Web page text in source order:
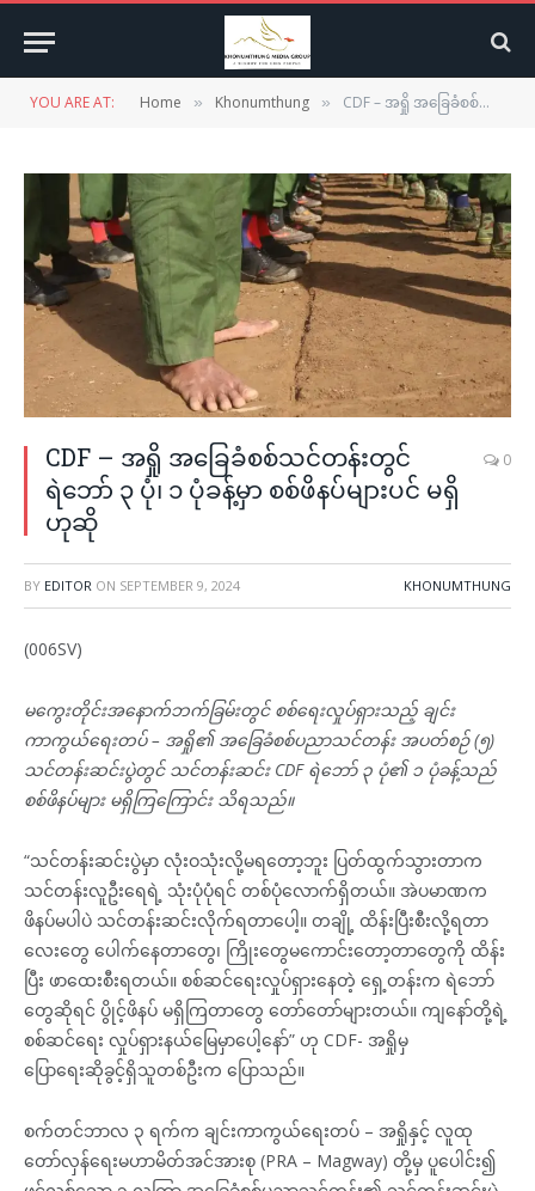
YOU ARE AT: Home » Khonumthung » CDF – အရှို အခြေခံစစ်သင်တန်းတွင် ရဲဘော် ၃ ပုံ၊ ၁ ပုံခန့်မှာ စစ်ဖိနပ်များပင် မရှိဟုဆို
CDF – အရှို အခြေခံစစ်သင်တန်းတွင်
ရဲဘော် ၃ ပုံ၊ ၁ ပုံခန့်မှာ စစ်ဖိနပ်များပင် မရှိ
ဟုဆို
0
BY EDITOR ON SEPTEMBER 9, 2024 KHONUMTHUNG
(006SV)
မကွေးတိုင်းအနောက်ဘက်ခြမ်းတွင် စစ်ရေးလှုပ်ရှားသည့် ချင်း
ကာကွယ်ရေးတပ် – အရှို၏ အခြေခံစစ်ပညာသင်တန်း အပတ်စဉ် (၅)
သင်တန်းဆင်းပွဲတွင် သင်တန်းဆင်း CDF ရဲဘော် ၃ ပုံ၏ ၁ ပုံခန့်သည်
စစ်ဖိနပ်များ မရှိကြကြောင်း သိရသည်။
“သင်တန်းဆင်းပွဲမှာ လုံးဝသုံးလို့မရတော့ဘူး ပြတ်ထွက်သွားတာက
သင်တန်းလူဦးရေရဲ့ သုံးပုံပုံရင် တစ်ပုံလောက်ရှိတယ်။ အဲပမာဏက
ဖိနပ်မပါပဲ သင်တန်းဆင်းလိုက်ရတာပေါ့။ တချို့ ထိန်းပြီးစီးလို့ရတာ
လေးတွေ ပေါက်နေတာတွေ၊ ကြိုးတွေမကောင်းတော့တာတွေကို ထိန်း
ပြီး ဖာထေးစီးရတယ်။ စစ်ဆင်ရေးလှုပ်ရှားနေတဲ့ ရှေ့တန်းက ရဲဘော်
တွေဆိုရင် ပွိုင့်ဖိနပ် မရှိကြတာတွေ တော်တော်များတယ်။ ကျနော်တို့ရဲ့
စစ်ဆင်ရေး လှုပ်ရှားနယ်မြေမှာပေါ့နော်” ဟု CDF- အရှိုမှ
ပြောရေးဆိုခွင့်ရှိသူတစ်ဦးက ပြောသည်။
စက်တင်ဘာလ ၃ ရက်က ချင်းကာကွယ်ရေးတပ် – အရှိုနှင့် လူထု
တော်လှန်ရေးမဟာမိတ်အင်အားစု (PRA – Magway) တို့မှ ပူပေါင်း၍